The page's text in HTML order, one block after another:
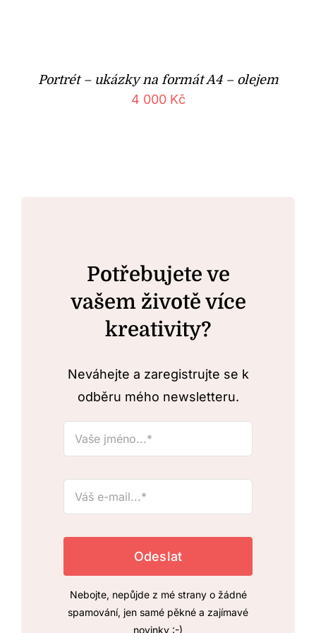
Portrét – ukázky na formát A4 – olejem
4 000 Kč
Potřebujete ve
vašem životě více
kreativity?
Neváhejte a zaregistrujte se k
odběru mého newsletteru.
Nebojte, nepůjde z mé strany o žádné
spamování, jen samé pěkné a zajímavé
novinky :-)